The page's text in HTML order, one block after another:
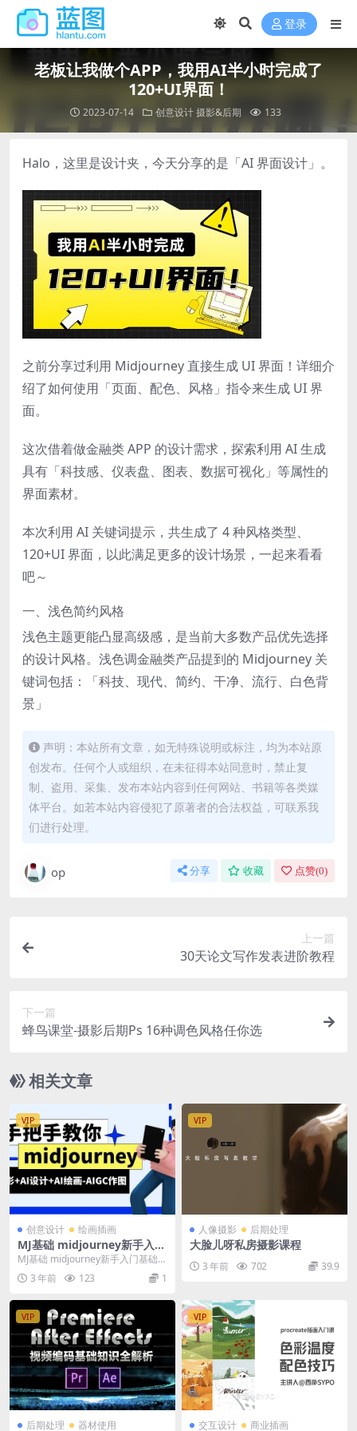
登录
老板让我做个APP，我用AI半小时完成了
120+UI界面！
2023-07-14 创意设计 摄影&后期 133
Halo，这里是设计夹，今天分享的是「AI 界面设计」。
之前分享过利用 Midjourney 直接生成 UI 界面！详细介
绍了如何使用「页面、配色、风格」指令来生成 UI 界
面。
这次借着做金融类 APP 的设计需求，探索利用 AI 生成
具有「科技感、仪表盘、图表、数据可视化」等属性的
界面素材。
本次利用 AI 关键词提示，共生成了 4 种风格类型、
120+UI 界面，以此满足更多的设计场景，一起来看看
吧～
一、浅色简约风格
浅色主题更能凸显高级感，是当前大多数产品优先选择
的设计风格。浅色调金融类产品提到的 Midjourney 关
键词包括：「科技、现代、简约、干净、流行、白色背
景」
声明：本站所有文章，如无特殊说明或标注，均为本站原
创发布。任何个人或组织，在未征得本站同意时，禁止复
制、盗用、采集、发布本站内容到任何网站、书籍等各类媒
体平台。如若本站内容侵犯了原著者的合法权益，可联系我
们进行处理。
op 分享 收藏 点赞(0)
上一篇
30天论文写作发表进阶教程
下一篇
蜂鸟课堂-摄影后期Ps 16种调色风格任你选
相关文章
VIP
创意设计 绘画插画
MJ基础 midjourney新手入门
基础，AI摄影+AI设计+AI绘
画-AIGC作图
MJ基础 midjourney新手入门基础，
AI摄影+AI设计+AI绘画-AIG...
3 年前 123 1
VIP
人像摄影 后期处理
大脸儿呀私房摄影课程
3 年前 702 39.9
VIP
后期处理 器材使用
VIP
交互设计 商业插画